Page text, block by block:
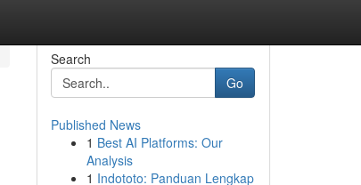
Search
Go
Published News
1 Best AI Platforms: Our
Analysis
1 Indototo: Panduan Lengkap